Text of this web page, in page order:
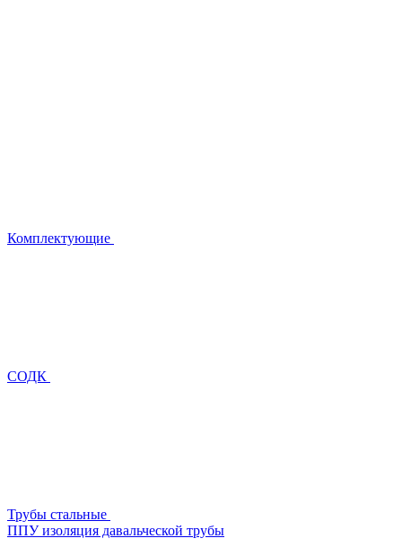
Комплектующие
СОДК
Трубы стальные
ППУ изоляция давальческой трубы